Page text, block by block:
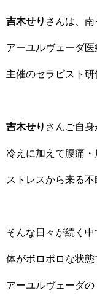
吉木せり さんは、
アーユルヴェーダ医
主催のセラピスト研
吉木せり さんご自
冷えに加えて腰痛
ストレスから来る
そんな日々が続く
体がボロボロな状
アーユルヴェーダの